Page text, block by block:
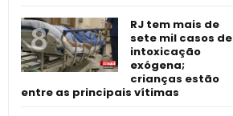
RJ tem mais de
sete mil casos de
intoxicação
exógena;
crianças estão
entre as principais vítimas